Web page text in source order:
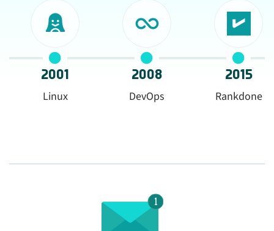
2001
Linux
2008
DevOps
2015
Rankdone